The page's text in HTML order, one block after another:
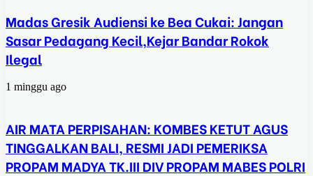
Madas Gresik Audiensi ke Bea Cukai: Jangan
Sasar Pedagang Kecil,Kejar Bandar Rokok
Ilegal
1 minggu ago
AIR MATA PERPISAHAN: KOMBES KETUT AGUS
TINGGALKAN BALI, RESMI JADI PEMERIKSA
PROPAM MADYA TK.III DIV PROPAM MABES POLRI